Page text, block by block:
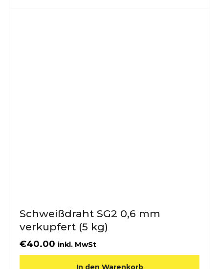
Schweißdraht SG2 0,6 mm
verkupfert (5 kg)
€40.00 inkl. MwSt
In den Warenkorb